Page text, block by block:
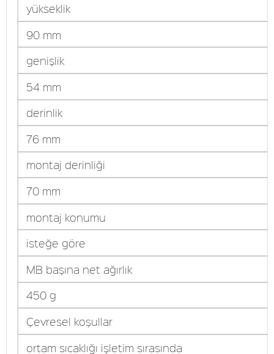
yükseklik
90 mm
genişlik
54 mm
derinlik
76 mm
montaj derinliği
70 mm
montaj konumu
isteğe göre
MB başına net ağırlık
450 g
Çevresel koşullar
ortam sıcaklığı işletim sırasında